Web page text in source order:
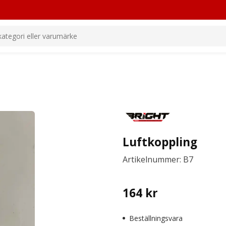
Luftkoppling
Artikelnummer: B7
164 kr
Beställningsvara